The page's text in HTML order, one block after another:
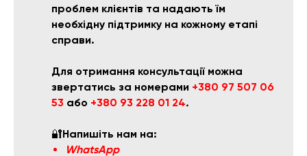
проблем клієнтів та надають їм
необхідну підтримку на кожному етапі
справи.
Для отримання консультації можна
звертатись за номерами +380 97 507 06
53 або +380 93 228 01 24.
🔐Напишіть нам на:
WhatsApp